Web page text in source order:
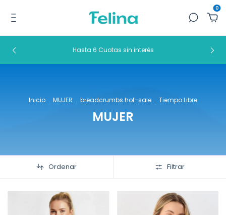
0
Hasta 6 Cuotas sin interés
Inicio . MUJER . breadcrumbs.hot-sale . Tiempo Libre
MUJER
Ordenar Filtrar